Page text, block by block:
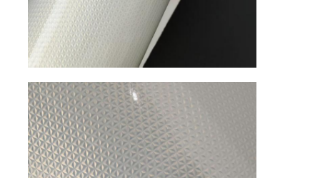
خامة جلد الأريكة